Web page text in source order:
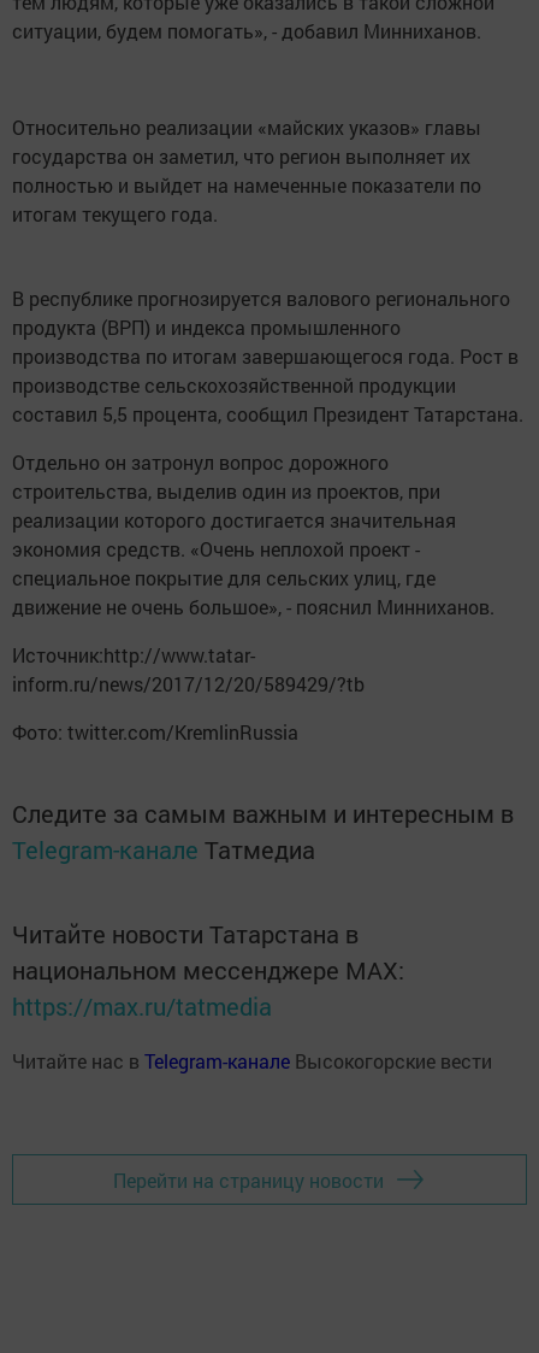
ситуации, будем помогать», - добавил Минниханов.
Относительно реализации «майских указов» главы
государства он заметил, что регион выполняет их
полностью и выйдет на намеченные показатели по
итогам текущего года.
В республике прогнозируется валового регионального
продукта (ВРП) и индекса промышленного
производства по итогам завершающегося года. Рост в
производстве сельскохозяйственной продукции
составил 5,5 процента, сообщил Президент Татарстана.
Отдельно он затронул вопрос дорожного
строительства, выделив один из проектов, при
реализации которого достигается значительная
экономия средств. «Очень неплохой проект -
специальное покрытие для сельских улиц, где
движение не очень большое», - пояснил Минниханов.
Источник:http://www.tatar-
inform.ru/news/2017/12/20/589429/?tb
Фото: twitter.com/KremlinRussia
Следите за самым важным и интересным в
Telegram-канале Татмедиа
Читайте новости Татарстана в
национальном мессенджере MАХ:
https://max.ru/tatmedia
Читайте нас в Telegram-канале Высокогорские вести
Перейти на страницу новости